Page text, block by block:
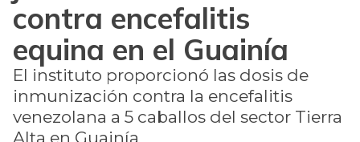
contra encefalitis
equina en el Guainía
El instituto proporcionó las dosis de
inmunización contra la encefalitis
venezolana a 5 caballos del sector Tierra
Alta en Guainía